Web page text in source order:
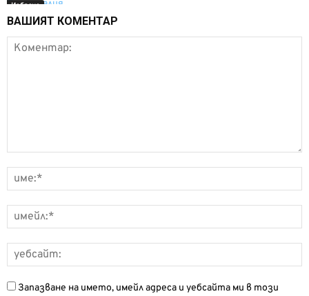
Избрано
ВАШИЯТ КОМЕНТАР
Запазване на името, имейл адреса и уебсайта ми в този